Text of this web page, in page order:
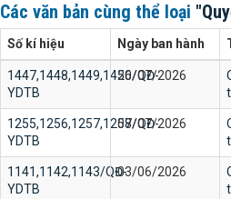
Các văn bản cùng thể loại
Số kí hiệu Ngày ban hành
1447,1448,1449,1450/QĐ-
YDTB
26/07/2026
1255,1256,1257,1258/QĐ-
YDTB
07/07/2026
1141,1142,1143/QĐ-
YDTB
03/06/2026